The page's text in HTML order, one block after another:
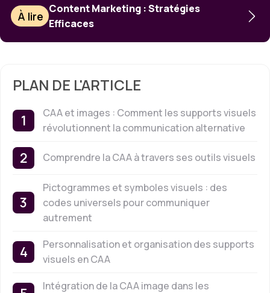
À lire
Content Marketing : Stratégies
Efficaces
PLAN DE L'ARTICLE
CAA et images : Comment les supports visuels
révolutionnent la communication alternative
Comprendre la CAA à travers ses outils visuels
Pictogrammes et symboles visuels : des
codes universels pour communiquer
autrement
Personnalisation et organisation des supports
visuels en CAA
Intégration de la CAA image dans les